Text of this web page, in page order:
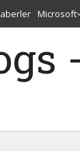
Microsoft